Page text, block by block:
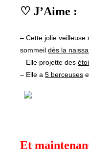
♡ J’Aime :
– Cette jolie veilleuse
sommeildès la
– Elle projette des
– Elle a5 berceuses
Et